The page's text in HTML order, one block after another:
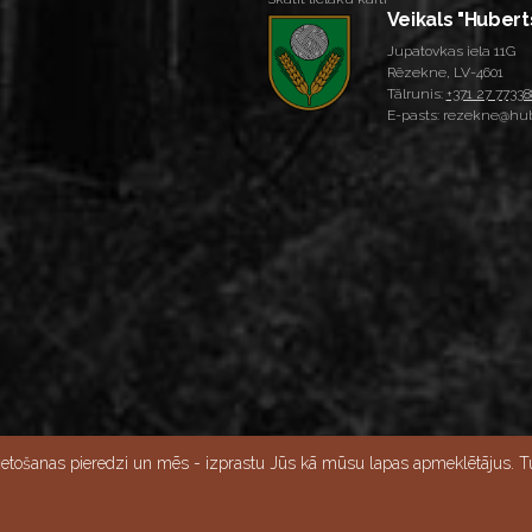
Veikals
Jupatovkas iela 11G
Rēzekne, LV-4601
Tālrunis: +371 27
E-pasts:
Skatīt lielāku karti
Svētdien - slēgts
pieredzi un mēs - izprastu Jūs kā mūsu lapas apmeklētājus.